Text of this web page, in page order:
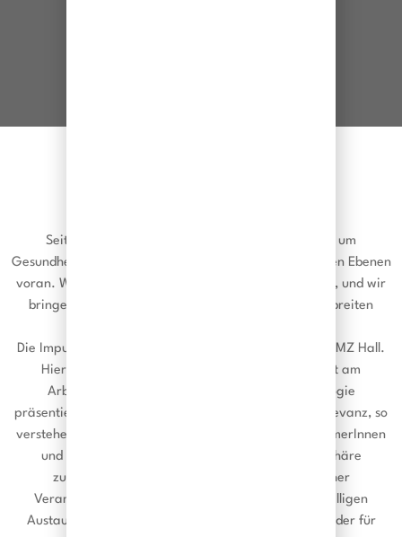
Seit seiner Gründung kümmert sich das AMZ Hall um
Gesundheitsvorsorge und treibt diese auf verschiedenen Ebenen
voran. Wir verankern die Prävention in den Betrieben, und wir
bringen sie zur Diskussion – in der Politik und in der breiten
Die Impulstage sind das jährliche Publikumsevent im AMZ Hall.
Hier liefern wir neue Ansatzpunkte für Gesundheit am
Arbeitsplatz. Arbeitsmedizin und Arbeitspsychologie
präsentieren sich als Thema von gesellschaftlicher Relevanz, so
verstehen sich auch diese Veranstaltungen: UnternehmerInnen
und ExpertenInnen treffen in freundlicher Atmosphäre
zusammen. Neben Vorsorge und gesellschaftlicher
Verantwortung geht es natürlich auch um den geselligen
Austausch. Zudem sorgen die Impulstage immer wieder für